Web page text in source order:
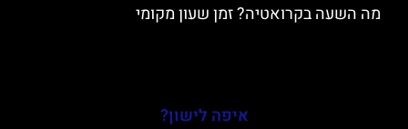
מה השעה בקרואטיה? זמן שעון מקומי
איפה לישון?